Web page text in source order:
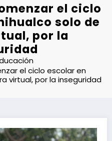
el ciclo
solo de
por la
el ciclo escolar en
virtual, por la inseguridad